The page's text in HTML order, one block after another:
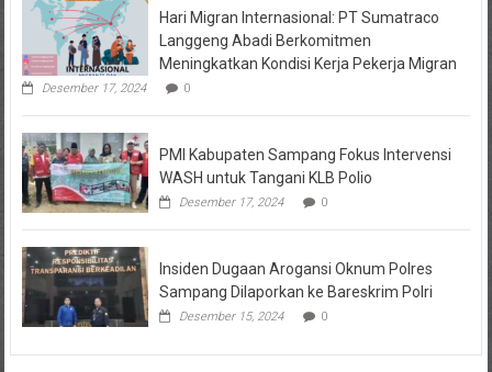
Hari Migran Internasional: PT Sumatraco
Langgeng Abadi Berkomitmen
Meningkatkan Kondisi Kerja Pekerja Migran
Desember 17, 2024 0
PMI Kabupaten Sampang Fokus Intervensi
WASH untuk Tangani KLB Polio
Desember 17, 2024 0
Insiden Dugaan Arogansi Oknum Polres
Sampang Dilaporkan ke Bareskrim Polri
Desember 15, 2024 0